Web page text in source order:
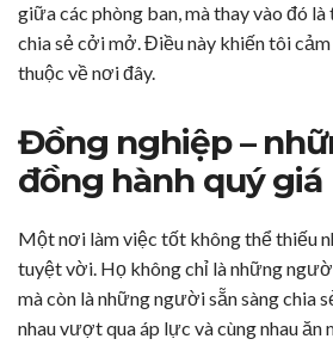
giữa các phòng ban, mà thay vào đó
chia sẻ cởi mở. Điều này khiến tôi
thuộc về nơi đây.
Đồng nghiệp –
đồng hành quý giá
Một nơi làm việc tốt không thể thiếu
tuyệt vời. Họ không chỉ là những
mà còn là những người sẵn sàng chia
nhau vượt qua áp lực và cùng nhau ăn